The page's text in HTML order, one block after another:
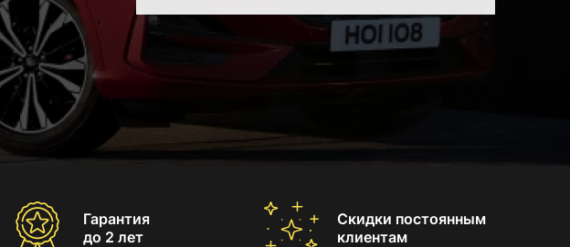
Гарантия
до 2 лет
Скидки постоянным
клиентам